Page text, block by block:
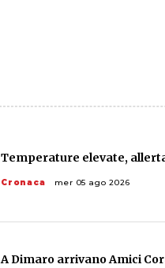
Temperature elevate,
Cronaca mer 05 ago 2026
A Dimaro arrivano Amici